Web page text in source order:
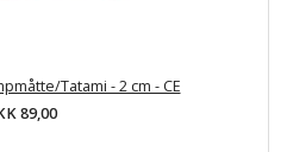
Tatami - 2 cm - CE
89,00